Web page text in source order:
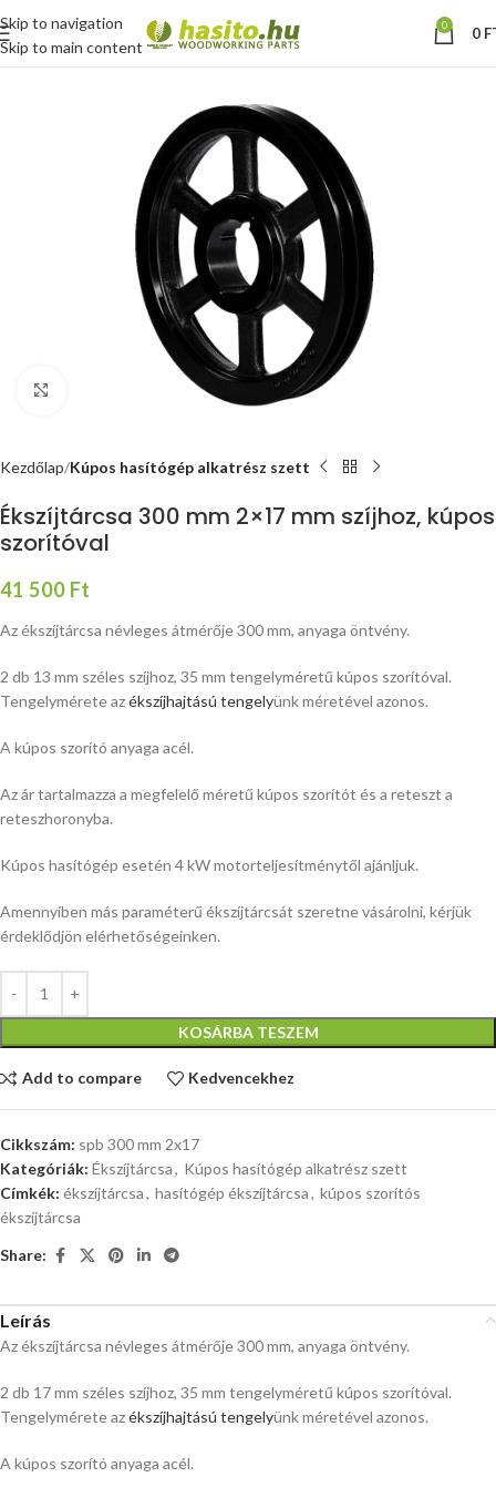
Skip to navigation
Skip to main content
0 0
Nagyításhoz kattints ide
Kezdőlap Kúpos hasítógép alkatrész szett
Ékszíjtárcsa 300 mm 2×17 mm szíjhoz, kúpos
szorítóval
41 500 Ft
Az ékszíjtárcsa névleges átmérője 300 mm, anyaga öntvény.
2 db 13 mm széles szíjhoz, 35 mm tengelyméretű kúpos szorítóval.
Tengelymérete azékszíjhajtású tengelyünk méretével azonos.
A kúpos szorító anyaga acél.
Az ár tartalmazza a megfelelő méretű kúpos szorítót és a reteszt a
reteszhoronyba.
Kúpos hasítógép esetén 4 kW motorteljesítménytől ajánljuk.
Amennyiben más paraméterű ékszíjtárcsát szeretne vásárolni, kérjük
érdeklődjön elérhetőségeinken.
KOSÁRBA TESZEM
Add to compare Kedvencekhez
Cikkszám: spb 300 mm 2x17
Kategóriák: Ékszíjtárcsa, Kúpos hasítógép alkatrész szett
Címkék: ékszíjtárcsa, hasítógép ékszíjtárcsa, kúpos szorítós
ékszíjtárcsa
Share:
Leírás
Az ékszíjtárcsa névleges átmérője 300 mm, anyaga öntvény.
2 db 17 mm széles szíjhoz, 35 mm tengelyméretű kúpos szorítóval.
Tengelymérete azékszíjhajtású tengelyünk méretével azonos.
A kúpos szorító anyaga acél.